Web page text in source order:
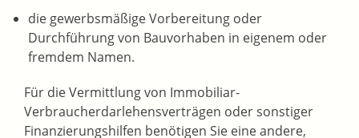
die gewerbsmäßige Vorbereitung oder
Durchführung von Bauvorhaben in eigenem oder
fremdem Namen.
Für die Vermittlung von Immobiliar-
Verbraucherdarlehensverträgen oder sonstiger
Finanzierungshilfen benötigen Sie eine andere,